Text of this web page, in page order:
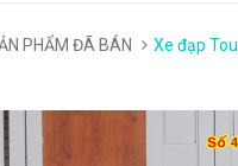
PHẨM ĐÃ BÁN Xe đạp